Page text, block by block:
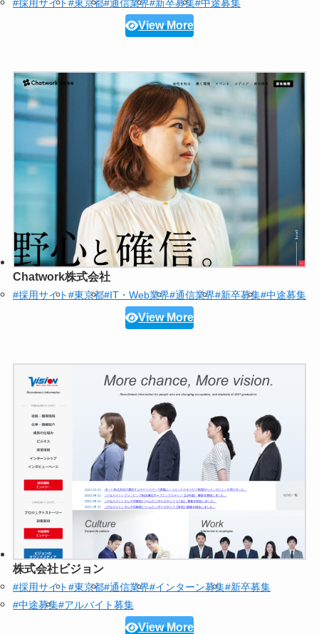
#採用サイト#東京都#通信業界#新卒募集#中途募集
View More
Chatwork株式会社
#採用サイト#東京都#IT・Web業界#通信業界#新卒募集#中途募集
View More
株式会社ビジョン
#採用サイト#東京都#通信業界#インターン募集#新卒募集
#中途募集#アルバイト募集
View More